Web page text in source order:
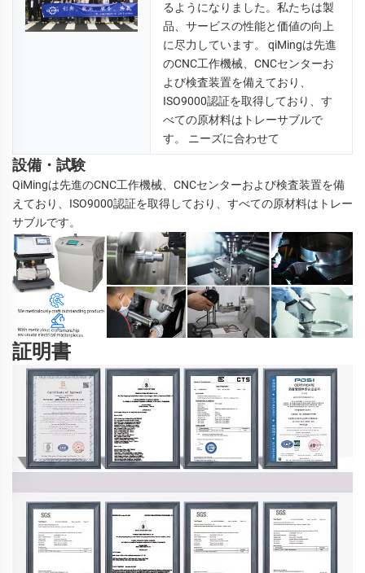
るようになりました。私たちは製
品、サービスの性能と価値の向上
に尽力しています。 qiMingは先進
のCNC工作機械、CNCセンターお
よび検査装置を備えており、
ISO9000認証を取得しており、す
べての原材料はトレーサブルで
す。 ニーズに合わせて
設備・試験
QiMingは先進のCNC工作機械、CNCセンターおよび検査装置を備
えており、ISO9000認証を取得しており、すべての原材料はトレー
サブルです。
証明書